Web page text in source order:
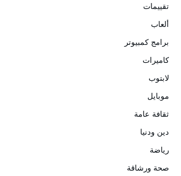
تقييمات
ألعاب
برامج كمبيوتر
كاميرات
لابتوب
موبايل
ثقافة عامة
دين ودنيا
رياضة
صحة ورشاقة